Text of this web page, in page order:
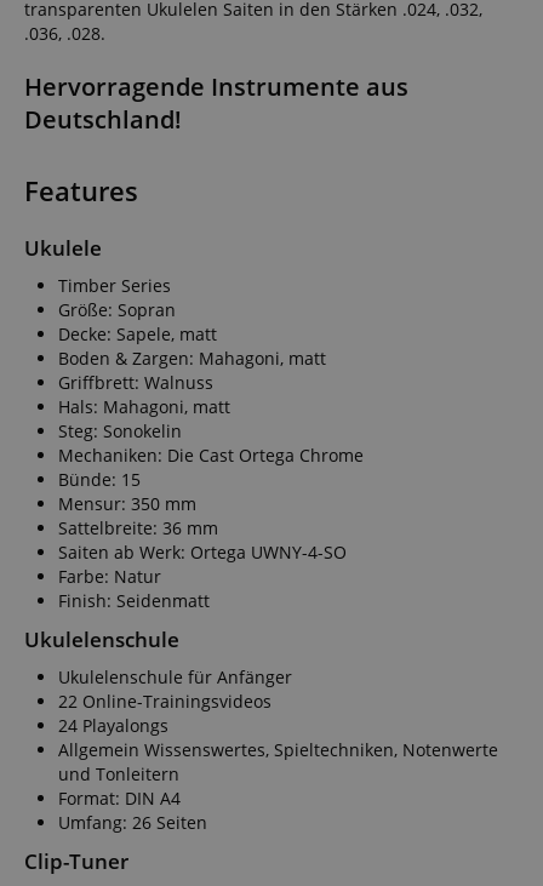
transparenten Ukulelen Saiten in den Stärken .024, .032,
.036, .028.
Hervorragende Instrumente aus
Deutschland!
Features
Ukulele
Timber Series
Größe: Sopran
Decke: Sapele, matt
Boden & Zargen: Mahagoni, matt
Griffbrett: Walnuss
Hals: Mahagoni, matt
Steg: Sonokelin
Mechaniken: Die Cast Ortega Chrome
Bünde: 15
Mensur: 350 mm
Sattelbreite: 36 mm
Saiten ab Werk: Ortega UWNY-4-SO
Farbe: Natur
Finish: Seidenmatt
Ukulelenschule
Ukulelenschule für Anfänger
22 Online-Trainingsvideos
24 Playalongs
Allgemein Wissenswertes, Spieltechniken, Notenwerte
und Tonleitern
Format: DIN A4
Umfang: 26 Seiten
Clip-Tuner